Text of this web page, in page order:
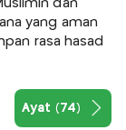
dan
yang aman
rasa hasad
Ayat (74)